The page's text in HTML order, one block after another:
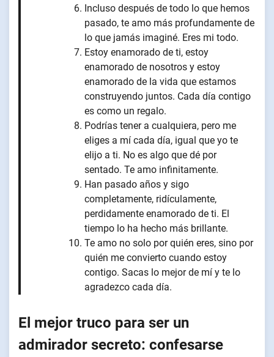
Incluso después de todo lo que hemos
pasado, te amo más profundamente de
lo que jamás imaginé. Eres mi todo.
Estoy enamorado de ti, estoy
enamorado de nosotros y estoy
enamorado de la vida que estamos
construyendo juntos. Cada día contigo
es como un regalo.
Podrías tener a cualquiera, pero me
eliges a mí cada día, igual que yo te
elijo a ti. No es algo que dé por
sentado. Te amo infinitamente.
Han pasado años y sigo
completamente, ridículamente,
perdidamente enamorado de ti. El
tiempo lo ha hecho más brillante.
Te amo no solo por quién eres, sino por
quién me convierto cuando estoy
contigo. Sacas lo mejor de mí y te lo
agradezco cada día.
El mejor truco para ser un
admirador secreto: confesarse